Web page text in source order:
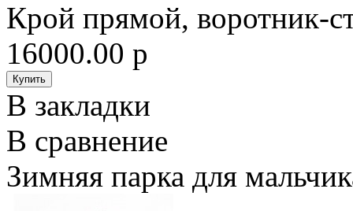
Крой прямой, воротник-
16000.00 р
В закладки
В сравнение
Зимняя парка для